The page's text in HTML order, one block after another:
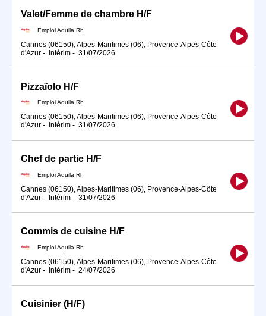
Valet/Femme de chambre H/F
Emploi Aquila Rh
Cannes (06150), Alpes-Maritimes (06), Provence-Alpes-Côte
d'Azur - Intérim - 31/07/2026
Pizzaïolo H/F
Emploi Aquila Rh
Cannes (06150), Alpes-Maritimes (06), Provence-Alpes-Côte
d'Azur - Intérim - 31/07/2026
Chef de partie H/F
Emploi Aquila Rh
Cannes (06150), Alpes-Maritimes (06), Provence-Alpes-Côte
d'Azur - Intérim - 31/07/2026
Commis de cuisine H/F
Emploi Aquila Rh
Cannes (06150), Alpes-Maritimes (06), Provence-Alpes-Côte
d'Azur - Intérim - 24/07/2026
Cuisinier (H/F)